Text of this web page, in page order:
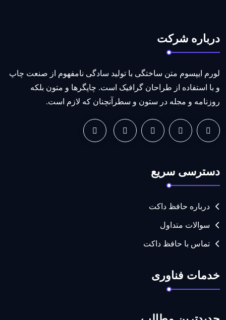
درباره شرکت
لورم ایپسوم متن ساختگی با تولید سادگی نامفهوم از صنعت چاپ
و با استفاده از طراحان گرافیک است. چاپگرها و متون بلکه
روزنامه و مجله در ستون و سطرآنچنان که لازم است.
دسترسی سریع
درباره حافظ داکت
سوالات متداول
تماس با حافظ داکت
خدمات فناوری